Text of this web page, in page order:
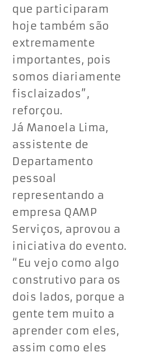
que participaram
hoje também são
extremamente
importantes, pois
somos diariamente
fisclaizados”,
reforçou.
Já Manoela Lima,
assistente de
Departamento
pessoal
representando a
empresa QAMP
Serviços, aprovou a
iniciativa do evento.
“Eu vejo como algo
construtivo para os
dois lados, porque a
gente tem muito a
aprender com eles,
assim como eles